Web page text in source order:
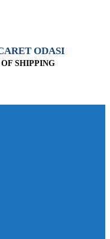
ODASI
SHIPPING